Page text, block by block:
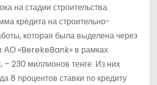
на стадии строительства.
кредита на строительно-
которая была выделена через
АО «BerekeBank» в рамках
– 230 миллионов тенге. Из них
8 процентов ставки по кредиту